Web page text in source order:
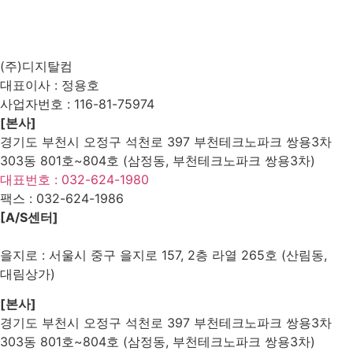
(주)디지탈컴
대표이사 : 정용호
사업자번호 : 116-81-75974
[본사]
경기도 부천시 오정구 석천로 397 부천테크노파크 쌍용3차
303동 801호~804호 (삼정동, 부천테크노파크 쌍용3차)
대표번호 : 032-624-1980
팩스 : 032-624-1986
[A/S센터]
을지로 : 서울시 중구 을지로 157, 2층 라열 265호 (산림동,
대림상가)
[본사]
경기도 부천시 오정구 석천로 397 부천테크노파크 쌍용3차
303동 801호~804호 (삼정동, 부천테크노파크 쌍용3차)